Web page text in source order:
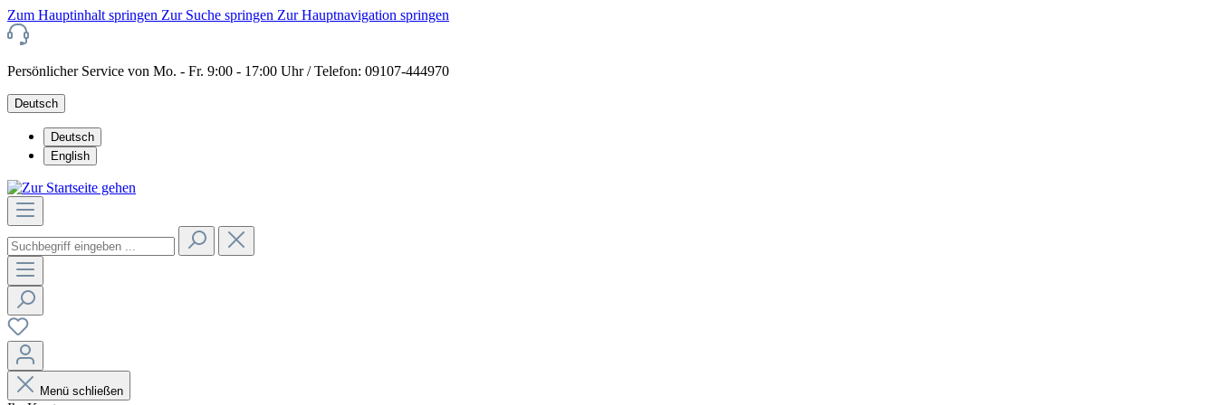
Zum Hauptinhalt springen Zur Suche springen Zur Hauptnavigation springen
Persönlicher Service von Mo. - Fr. 9:00 - 17:00 Uhr / Telefon: 09107-444970
Deutsch
Deutsch
English
Menü schließen